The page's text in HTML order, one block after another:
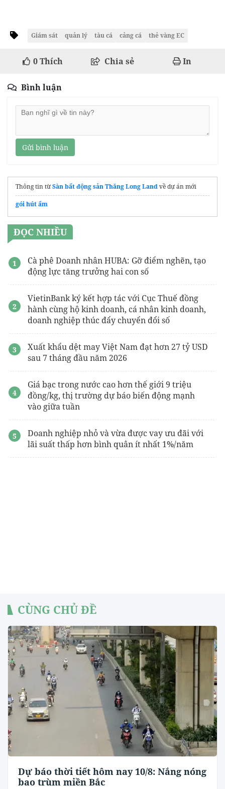
Giám sát quản lý tàu cá cảng cá thẻ vàng EC
0Thích Chia sẻ In
Bình luận
Gửi bình luận
Thông tin từSàn bất động sản Thăng Long Landvề dự án mới
gói hút ẩm
ĐỌC NHIỀU
Cà phê Doanh nhân HUBA: Gỡ điểm nghẽn, tạo
động lực tăng trưởng hai con số
VietinBank ký kết hợp tác với Cục Thuế đồng
hành cùng hộ kinh doanh, cá nhân kinh doanh,
doanh nghiệp thúc đẩy chuyển đổi số
Xuất khẩu dệt may Việt Nam đạt hơn 27 tỷ USD
sau 7 tháng đầu năm 2026
Giá bạc trong nước cao hơn thế giới 9 triệu
đồng/kg, thị trường dự báo biến động mạnh
vào giữa tuần
Doanh nghiệp nhỏ và vừa được vay ưu đãi với
lãi suất thấp hơn bình quân ít nhất 1%/năm
CÙNG CHỦ ĐỀ
Dự báo thời tiết hôm nay 10/8: Nắng nóng
bao trùm miền Bắc